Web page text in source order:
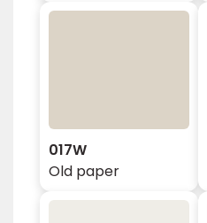
017W
Old paper